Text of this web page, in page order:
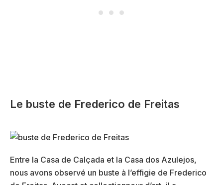
Le buste de Frederico de Freitas
Entre la Casa de Calçada et la Casa dos Azulejos,
nous avons observé un buste à l’effigie de Frederico